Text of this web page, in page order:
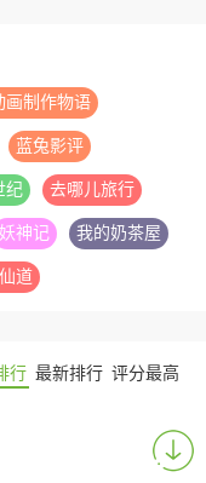
画制作物语
蓝兔影评
纪 去哪儿旅行
妖神记 我的奶茶屋
道
行 最新排行 评分最高